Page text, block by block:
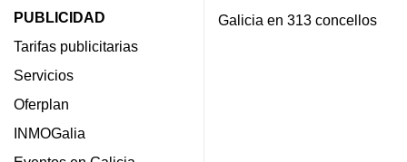
PUBLICIDAD
Tarifas publicitarias
Servicios
Oferplan
INMOGalia
Galicia en 313 concellos